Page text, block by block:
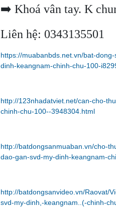
➡️ Khoá vân tay. K
Liên hệ: 0343135501
https://muabanbds.net.vn/bat-
dinh-keangnam-chinh-chu-100-
http://123nhadatviet.net/can-cho-
chinh-chu-100--3948304.html
http://batdongsanmuaban.vn/cho-
dao-gan-svd-my-dinh-keangnam-
http://batdongsanvideo.vn/Raovat/
svd-my-dinh,-keangnam..(-chinh-